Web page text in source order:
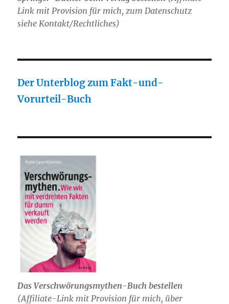
Link mit Provision für mich, zum Datenschutz
siehe Kontakt/Rechtliches)
Der Unterblog zum Fakt-und-
Vorurteil-Buch
Das Verschwörungsmythen-Buch bestellen
(Affiliate-Link mit Provision für mich, über